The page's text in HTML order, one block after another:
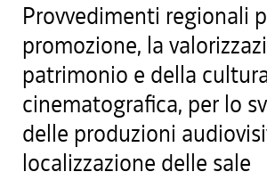
Provvedimenti regionali
promozione, la
patrimonio e della
cinematografica, per lo
delle produzioni
localizzazione delle sale